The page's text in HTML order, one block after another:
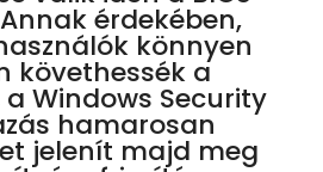
érdekében,
könnyen
követhessék a
Windows Security
hamarosan
jelenít majd meg